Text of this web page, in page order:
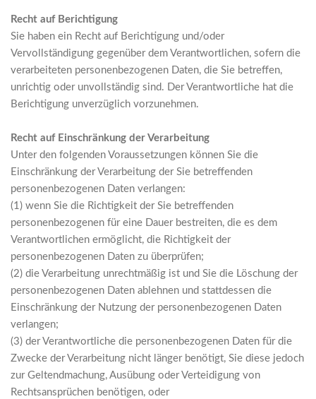
Recht auf Berichtigung
Sie haben ein Recht auf Berichtigung und/oder
Vervollständigung gegenüber dem Verantwortlichen, sofern die
verarbeiteten personenbezogenen Daten, die Sie betreffen,
unrichtig oder unvollständig sind. Der Verantwortliche hat die
Berichtigung unverzüglich vorzunehmen.
Recht auf Einschränkung der Verarbeitung
Unter den folgenden Voraussetzungen können Sie die
Einschränkung der Verarbeitung der Sie betreffenden
personenbezogenen Daten verlangen:
(1) wenn Sie die Richtigkeit der Sie betreffenden
personenbezogenen für eine Dauer bestreiten, die es dem
Verantwortlichen ermöglicht, die Richtigkeit der
personenbezogenen Daten zu überprüfen;
(2) die Verarbeitung unrechtmäßig ist und Sie die Löschung der
personenbezogenen Daten ablehnen und stattdessen die
Einschränkung der Nutzung der personenbezogenen Daten
verlangen;
(3) der Verantwortliche die personenbezogenen Daten für die
Zwecke der Verarbeitung nicht länger benötigt, Sie diese jedoch
zur Geltendmachung, Ausübung oder Verteidigung von
Rechtsansprüchen benötigen, oder